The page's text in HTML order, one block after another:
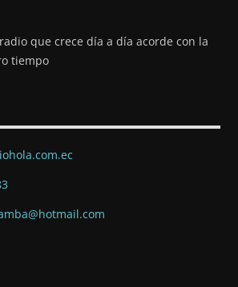
que crece día a día acorde con la
tiempo